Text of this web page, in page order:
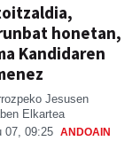
honetan,
Kandidaren
Jesusen
Elkartea
07, 09:25 ANDOAIN